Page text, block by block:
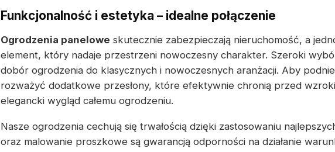
Funkcjonalność i estetyka – idealne połączenie
Ogrodzenia panelowe skutecznie zabezpieczają nieruchomość, a
element, który nadaje przestrzeni nowoczesny charakter. Szeroki
dobór ogrodzenia do klasycznych i nowoczesnych aranżacji. Aby
rozważyć dodatkowe przesłony, które efektywnie chronią przed
elegancki wygląd całemu ogrodzeniu.
Nasze ogrodzenia cechują się trwałością dzięki zastosowaniu
oraz malowanie proszkowe są gwarancją odporności na działanie